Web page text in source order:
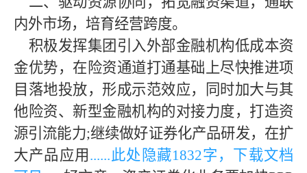
内外市场，培育经营跨度。
积极发挥集团引入外部金融机构低成本资
金优势，在险资通道打通基础上尽快推进项
目落地投放，形成示范效应，同时加大与其
他险资、新型金融机构的对接力度，打造资
源引流能力;继续做好证券化产品研发，在扩
大产品应用 ......此处隐藏1832字，下载文档